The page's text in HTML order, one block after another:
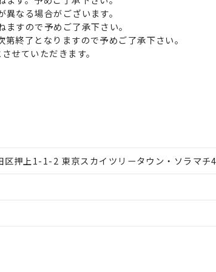
なる場合がございます。
すので予めご了承下さい。
終了となりますので予めご了承下さい。
せていただきます。
押上1-1-2 東京スカイツリータウン・ソラマチ